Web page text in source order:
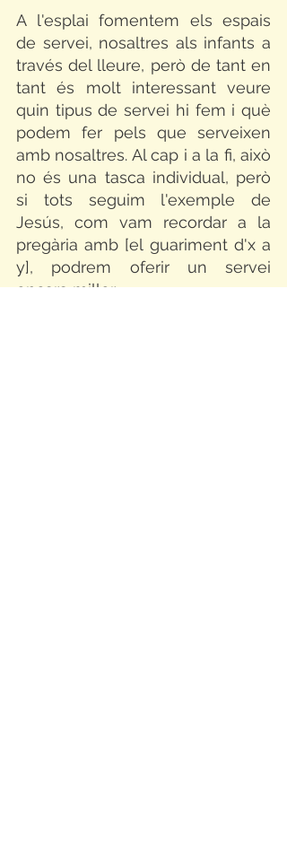
A l'esplai fomentem els espais
de servei, nosaltres als infants a
través del lleure, però de tant en
tant és molt interessant veure
quin tipus de servei hi fem i què
podem fer pels que serveixen
amb nosaltres. Al cap i a la fi, això
no és una tasca individual, però
si tots seguim l'exemple de
Jesús, com vam recordar a la
pregària amb [el guariment d'x a
y], podrem oferir un servei
encara millor.